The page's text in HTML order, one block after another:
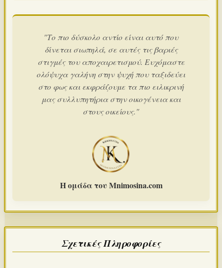
"Το πιο δύσκολο αντίο είναι αυτό που
δίνεται σιωπηλά, σε αυτές τις βαριές
στιγμές του αποχαιρετισμού. Ευχόμαστε
ολόψυχα γαλήνη στην ψυχή που ταξιδεύει
στο φως και εκφράζουμε τα πιο ειλικρινή
μας συλλυπητήρια στην οικογένεια και
στους οικείους."
Η ομάδα του Mnimosina.com
Σχετικές Πληροφορίες